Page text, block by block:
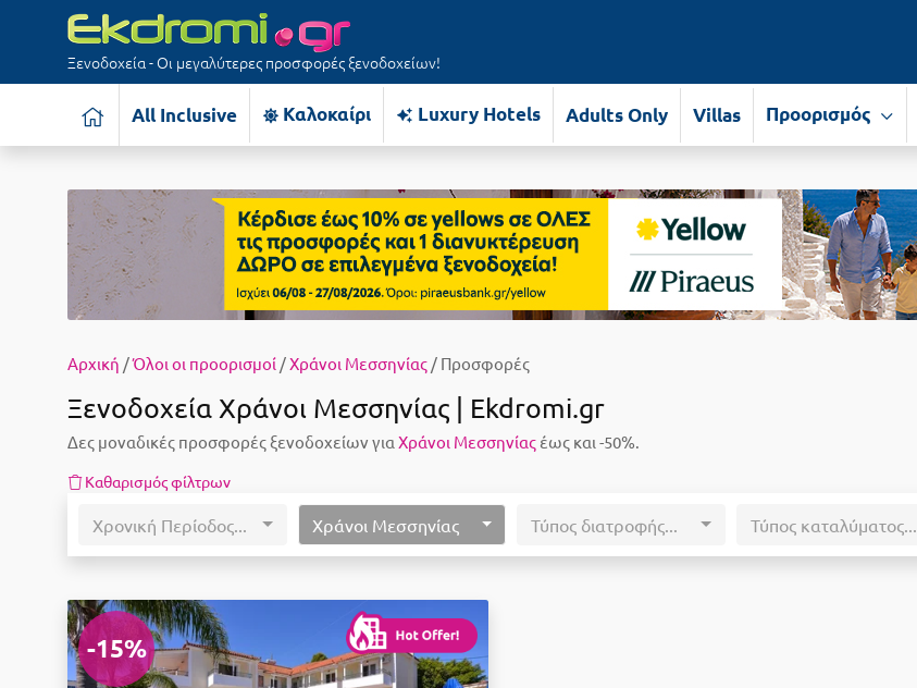
Ξενοδοχεία - Οι μεγαλύτερες προσφορές ξενοδοχείων!
All Inclusive Καλοκαίρι Luxury Hotels Adults Only Villas Προορισμός
Αρχική /Όλοι οι προορισμοί /Χράνοι Μεσσηνίας / Προσφορές
Ξενοδοχεία Χράνοι Μεσσηνίας | Ekdromi.gr
Δες μοναδικές προσφορές ξενοδοχείων για Χράνοι Μεσσηνίας έως και -50%.
Καθαρισμός φίλτρων
Χρονική Περίοδος... Χράνοι Μεσσηνίας Τύπος διατροφής... Τύπος καταλύματος...
-15%